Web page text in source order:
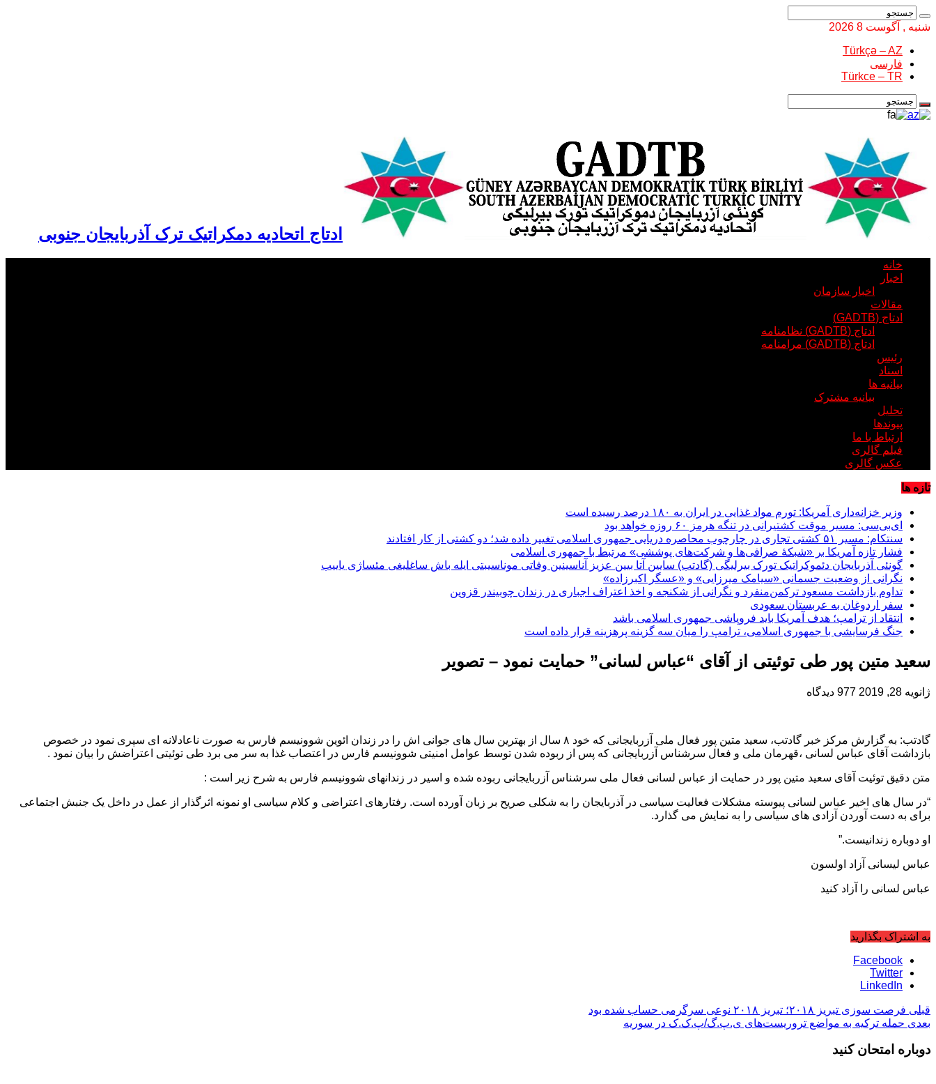
شنبه , آگوست 8 2026
Türkçə – AZ
فارسی
Türkce – TR
ادتاج اتحادیه دمکراتیک ترک آذربایجان جنوبی
خانه
اخبار
اخبار سازمان
مقالات
ادتاج (GADTB)
ادتاج (GADTB) نظامنامه
ادتاج (GADTB) مرامنامه
رئیس
اسناد
بیانیه ها
بیانیه مشترک
تحلیل
پیوندها
ارتباط با ما
فیلم گالری
عکس گالری
تازه ها
وزیر خزانه‌داری آمریکا: تورم مواد غذایی در ایران به ۱۸۰ درصد رسیده است
ای‌بی‌سی: مسیر موقت کشتیرانی در تنگه هرمز ۶۰ روزه خواهد بود
سنتکام: مسیر ۵۱ کشتی تجاری در چارچوب محاصره دریایی جمهوری اسلامی تغییر داده شد؛ دو کشتی از کار افتادند
فشار تازه آمریکا بر «شبکۀ صرافی‌ها و شرکت‌های پوششی» مرتبط با جمهوری اسلامی
گونئی آذربایجان دئموکراتیک تورک بیرلیگی (گادتب) سایین آتا بیین عزیز آناسینین وفاتی موناسیبتی ایله باش ساغلیغی مئساژی یاییب
نگرانی از وضعیت جسمانی «سیامک میرزایی» و «عسگر اکبرزاده»
تداوم بازداشت مسعود ترکمن‌منفرد و نگرانی از شکنجه و اخذ اعتراف اجباری در زندان چوبیندر قزوین
سفر اردوغان به عربستان‌ سعودی
انتقاد از ترامپ؛ هدف آمریکا باید فروپاشی جمهوری اسلامی باشد
جنگ فرسایشی با جمهوری اسلامی، ترامپ را میان سه گزینه پرهزینه قرار داده است
سعید متین پور طی توئیتی از آقای “عباس لسانی” حمایت نمود – تصویر
ژانویه 28, 2019 977 دیدگاه
گادتب: به گزارش مرکز خبر گادتب، سعید متین پور فعال ملی آزربایجانی که خود ۸ سال از بهترین سال های جوانی اش را در زندان ائوین شوونیسم فارس به صورت ناعادلانه ای سپری نمود در خصوص
بازداشت آقای عباس لسانی ،قهرمان ملی و فعال سرشناس آزربایجانی که پس از ربوده شدن توسط عوامل امنیتی شوونیسم فارس در اعتصاب غذا به سر می برد طی توئیتی اعتراضش را بیان نمود .
متن دقیق توئیت آقای سعید متین پور در حمایت از عباس لسانی فعال ملی سرشناس آزربایجانی ربوده شده و اسیر در زندانهای شوونیسم فارس به شرح زیر است :
“در سال های اخیر عباس لسانی پیوسته مشکلات فعالیت سیاسی در آذربایجان را به شکلی صریح بر زبان آورده است. رفتارهای اعتراضی و کلام سیاسی او نمونه اثرگذار از عمل در داخل یک جنبش اجتماعی
برای به دست آوردن آزادی های سیاسی را به نمایش می گذارد.
او دوباره زندانیست.”
عباس لیسانی آزاد اولسون
عباس لسانی را آزاد کنید
به اشتراک بگذارید
Facebook
Twitter
LinkedIn
قبلی فرصت سوزی تبریز ۲۰۱۸؛ تبریز ۲۰۱۸ نوعی سرگرمی حساب شده بود
بعدی حمله ترکیه به مواضع تروریست‌های ی.پ.گ/پ.ک.ک در سوریه
دوباره امتحان کنید